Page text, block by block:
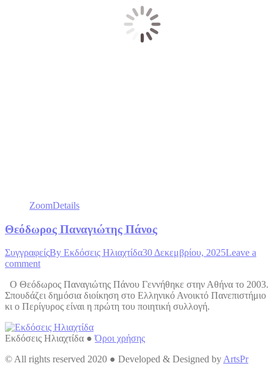
ZoomDetails
Θεόδωρος Παναγιώτης Πάνος
ΣυγγραφείςBy Εκδόσεις Ηλιαχτίδα30 Δεκεμβρίου, 2025Leave a
comment
Ο Θεόδωρος Παναγιώτης Πάνου Γεννήθηκε στην Αθήνα το 2003.
Σπουδάζει δημόσια διοίκηση στο Ελληνικό Ανοικτό Πανεπιστήμιο
κι ο Περίγυρος είναι η πρώτη του ποιητική συλλογή.
Εκδόσεις Ηλιαχτίδα ●Όροι χρήσης
© All rights reserved 2020 ● Developed & Designed by ArtsPr